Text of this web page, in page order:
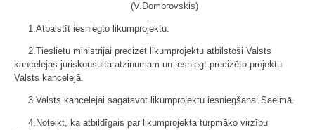
(V.Dombrovskis)
1.Atbalstīt iesniegto likumprojektu.
2.Tieslietu ministrijai precizēt likumprojektu atbilstoši Valsts
kancelejas juriskonsulta atzinumam un iesniegt precizēto projektu
Valsts kancelejā.
3.Valsts kancelejai sagatavot likumprojektu iesniegšanai Saeimā.
4.Noteikt, ka atbildīgais par likumprojekta turpmāko virzību